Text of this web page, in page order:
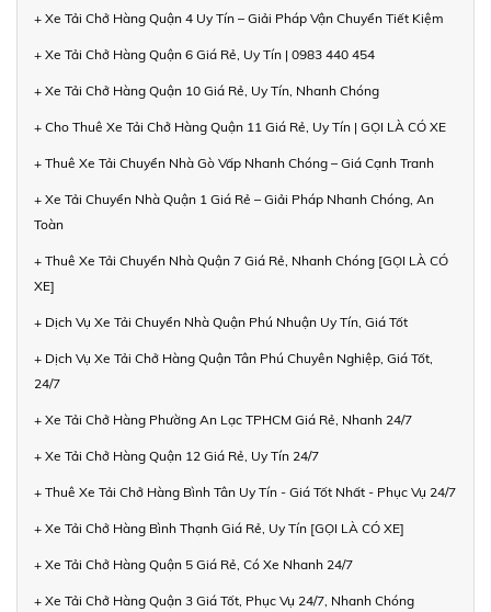
+ Xe Tải Chở Hàng Quận 4 Uy Tín – Giải Pháp Vận Chuyển Tiết Kiệm
+ Xe Tải Chở Hàng Quận 6 Giá Rẻ, Uy Tín | 0983 440 454
+ Xe Tải Chở Hàng Quận 10 Giá Rẻ, Uy Tín, Nhanh Chóng
+ Cho Thuê Xe Tải Chở Hàng Quận 11 Giá Rẻ, Uy Tín | GỌI LÀ CÓ XE
+ Thuê Xe Tải Chuyển Nhà Gò Vấp Nhanh Chóng – Giá Cạnh Tranh
+ Xe Tải Chuyển Nhà Quận 1 Giá Rẻ – Giải Pháp Nhanh Chóng, An
Toàn
+ Thuê Xe Tải Chuyển Nhà Quận 7 Giá Rẻ, Nhanh Chóng [GỌI LÀ CÓ
XE]
+ Dịch Vụ Xe Tải Chuyển Nhà Quận Phú Nhuận Uy Tín, Giá Tốt
+ Dịch Vụ Xe Tải Chở Hàng Quận Tân Phú Chuyên Nghiệp, Giá Tốt,
24/7
+ Xe Tải Chở Hàng Phường An Lạc TPHCM Giá Rẻ, Nhanh 24/7
+ Xe Tải Chở Hàng Quận 12 Giá Rẻ, Uy Tín 24/7
+ Thuê Xe Tải Chở Hàng Bình Tân Uy Tín - Giá Tốt Nhất - Phục Vụ 24/7
+ Xe Tải Chở Hàng Bình Thạnh Giá Rẻ, Uy Tín [GỌI LÀ CÓ XE]
+ Xe Tải Chở Hàng Quận 5 Giá Rẻ, Có Xe Nhanh 24/7
+ Xe Tải Chở Hàng Quận 3 Giá Tốt, Phục Vụ 24/7, Nhanh Chóng